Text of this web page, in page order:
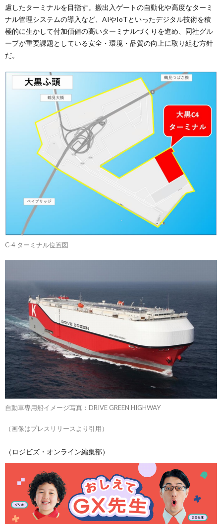
慮したターミナルを目指す。搬出入ゲートの自動化や高度なターミ
ナル管理システムの導入など、AIやIoTといったデジタル技術を積
極的に生かして付加価値の高いターミナルづくりを進め、同社グル
ープが重要課題としている安全・環境・品質の向上に取り組む方針
だ。
C-4 ターミナル位置図
自動車専用船イメージ写真：DRIVE GREEN HIGHWAY
（画像はプレスリリースより引用）
（ロジビズ・オンライン編集部）